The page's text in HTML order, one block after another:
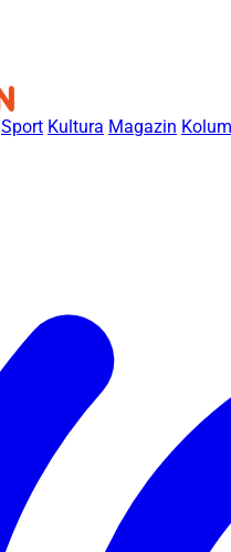
Sport Kultura Magazin